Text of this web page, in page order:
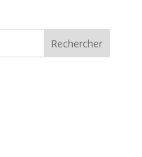
Rechercher